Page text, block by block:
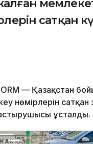
сатқан
— Қазақстан
нөмірлерін сатқан
ұсталды.